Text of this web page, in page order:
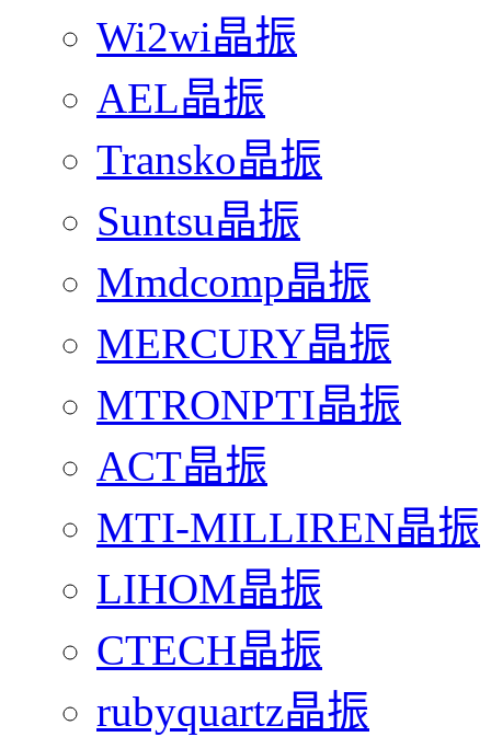
Wi2wi晶振
AEL晶振
Transko晶振
Suntsu晶振
Mmdcomp晶振
MERCURY晶振
MTRONPTI晶振
ACT晶振
MTI-MILLIREN晶振
LIHOM晶振
CTECH晶振
rubyquartz晶振